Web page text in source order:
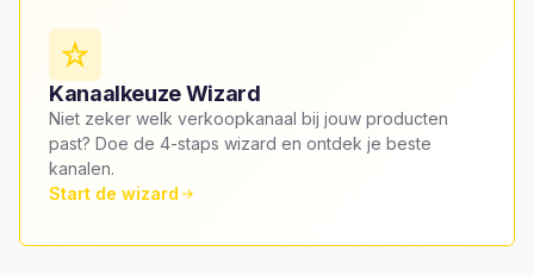
Kanaalkeuze Wizard
Niet zeker welk verkoopkanaal bij jouw producten
past? Doe de 4-staps wizard en ontdek je beste
kanalen.
Start de wizard